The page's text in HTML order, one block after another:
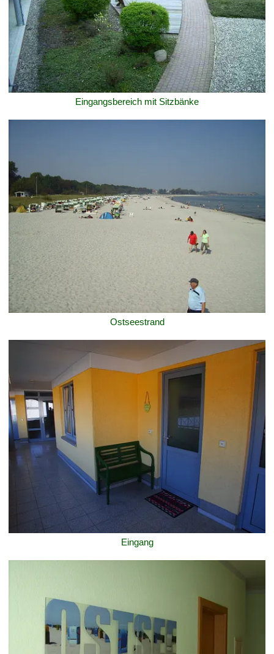
Eingangsbereich mit Sitzbänke
Ostseestrand
Eingang